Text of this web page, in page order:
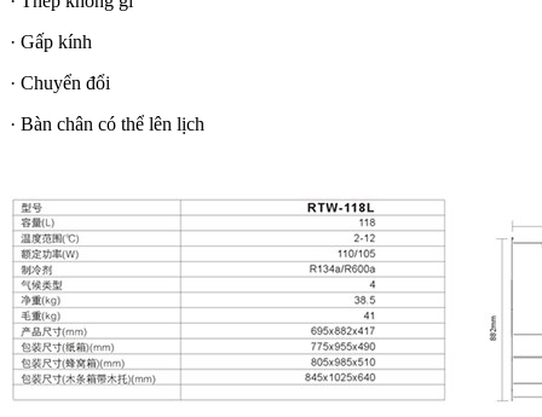
· Gấp kính
· Chuyển đổi
· Bàn chân có thể lên lịch